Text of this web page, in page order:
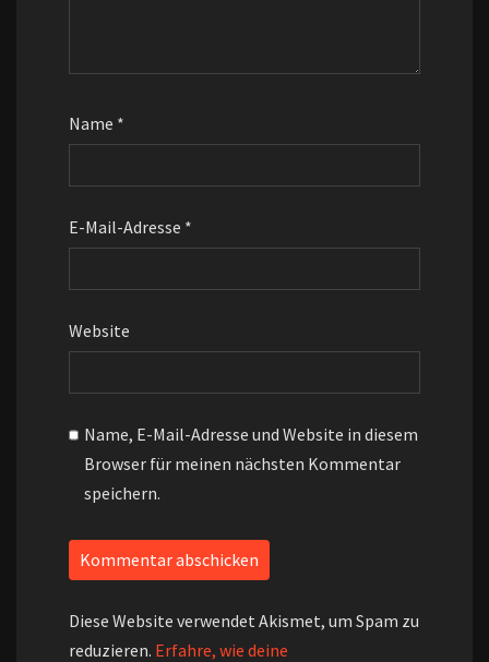
Name *
E-Mail-Adresse *
Website
Name, E-Mail-Adresse und Website in diesem
Browser für meinen nächsten Kommentar
speichern.
Diese Website verwendet Akismet, um Spam zu
reduzieren. Erfahre, wie deine